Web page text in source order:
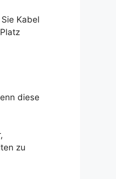
Kabel
diese
zu